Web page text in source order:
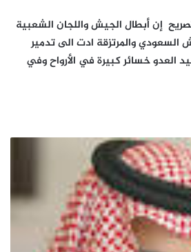
إن أبطال الجيش واللجان الشعبية
والمرتزقة ادت الى تدمير
العدو خسائر كبيرة في الأرواح وفي